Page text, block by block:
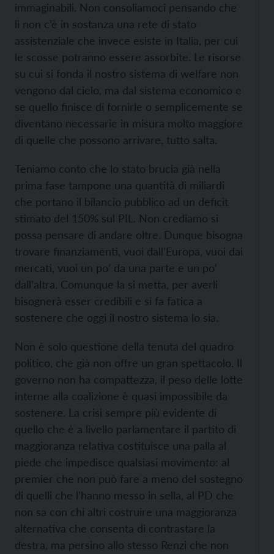
immaginabili. Non consoliamoci pensando che
lì non c’è in sostanza una rete di stato
assistenziale che invece esiste in Italia, per cui
le scosse potranno essere assorbite. Le risorse
su cui si fonda il nostro sistema di welfare non
vengono dal cielo, ma dal sistema economico e
se quello finisce di fornirle o semplicemente se
diventano necessarie in misura molto maggiore
di quelle che possono arrivare, tutto salta.
Teniamo conto che lo stato brucia già nella
prima fase tampone una quantità di miliardi
che portano il bilancio pubblico ad un deficit
stimato del 150% sul PIL. Non crediamo si
possa pensare di andare oltre. Dunque bisogna
trovare finanziamenti, vuoi dall’Europa, vuoi dai
mercati, vuoi un po’ da una parte e un po’
dall’altra. Comunque la si metta, per averli
bisognerà esser credibili e si fa fatica a
sostenere che oggi il nostro sistema lo sia.
Non è solo questione della tenuta del quadro
politico, che già non offre un gran spettacolo. Il
governo non ha compattezza, il peso delle lotte
interne alla coalizione è quasi impossibile da
sostenere. La crisi sempre più evidente di
quello che è a livello parlamentare il partito di
maggioranza relativa costituisce una palla al
piede che impedisce qualsiasi movimento: al
premier che non può fare a meno del sostegno
di quelli che l’hanno messo in sella, al PD che
non sa con chi altri costruire una maggioranza
alternativa che consenta di contrastare la
destra, ma persino allo stesso Renzi che non